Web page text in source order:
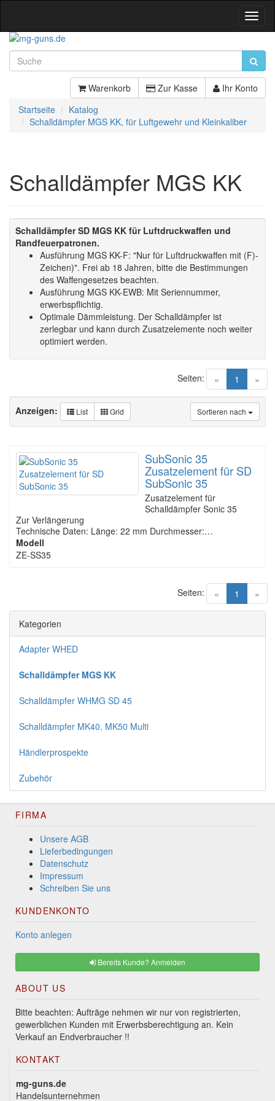
Warenkorb Zur Kasse
Ihr Konto
Startseite
Katalog
Schalldämpfer MGS KK, für Luftgewehr und Kleinkaliber
Schalldämpfer MGS KK
Schalldämpfer SD MGS KK für Luftdruckwaffen und
Randfeuerpatronen.
Ausführung MGS KK-F: "Nur für Luftdruckwaffen mit (F)-
Zeichen)". Frei ab 18 Jahren, bitte die Bestimmungen
des Waffengesetzes beachten.
Ausführung MGS KK-EWB: Mit Seriennummer,
erwerbspflichtig.
Optimale Dämmleistung. Der Schalldämpfer ist
zerlegbar und kann durch Zusatzelemente noch weiter
optimiert werden.
« 1 (current)
»
Seiten:
Sortieren nach
Anzeigen: List Grid
SubSonic 35
Zusatzelement für SD
SubSonic 35
Zusatzelement für
Schalldämpfer Sonic 35
Zur Verlängerung
Technische Daten: Länge: 22 mm Durchmesser:…
Modell
ZE-SS35
« 1 (current)
»
Seiten:
Kategorien
Adapter WHED
Schalldämpfer MGS KK
Schalldämpfer WHMG SD 45
Schalldämpfer MK40, MK50 Multi
Händlerprospekte
Zubehör
FIRMA
Unsere AGB
Lieferbedingungen
Datenschutz
Impressum
Schreiben Sie uns
KUNDENKONTO
Konto anlegen
Bereits Kunde? Anmelden
ABOUT US
Bitte beachten: Aufträge nehmen wir nur von registrierten,
gewerblichen Kunden mit Erwerbsberechtigung an. Kein
Verkauf an Endverbraucher !!
KONTAKT
mg-guns.de
Handelsunternehmen